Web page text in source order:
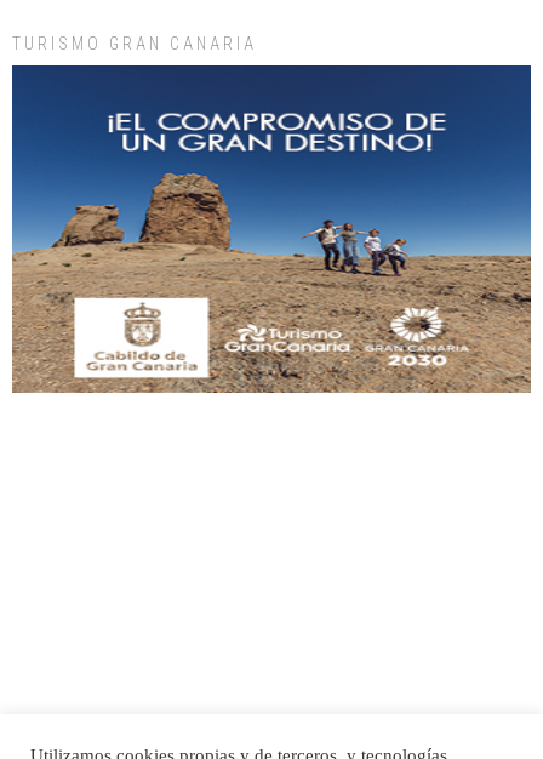
Gato manso encontrado
Este gato macho ha aparecido en la calle hace menos de un mes, es muy
manso y extremadamente cari...
Leales.org » Gran Canaria | 9.7.2025
TURISMO GRAN CANARIA